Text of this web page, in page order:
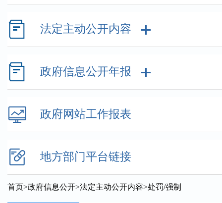
法定主动公开内容
政府信息公开年报
政府网站工作报表
地方部门平台链接
首页>政府信息公开>法定主动公开内容>处罚/强制